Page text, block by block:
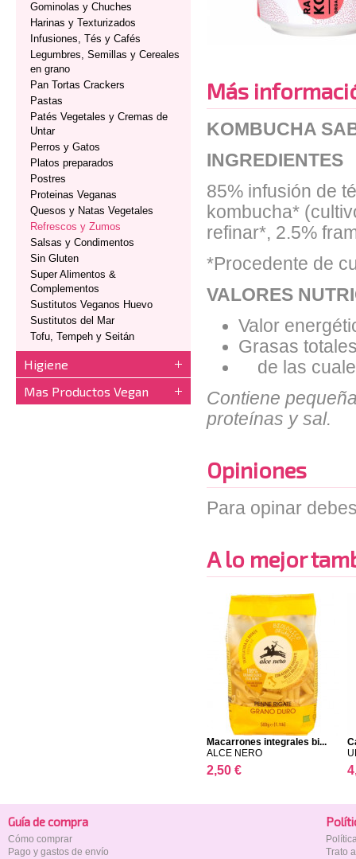
Gominolas y Chuches
Harinas y Texturizados
Infusiones, Tés y Cafés
Legumbres, Semillas y Cereales
en grano
Pan Tortas Crackers
Pastas
Patés Vegetales y Cremas de
Untar
Perros y Gatos
Platos preparados
Postres
Proteinas Veganas
Quesos y Natas Vegetales
Refrescos y Zumos
Salsas y Condimentos
Sin Gluten
Super Alimentos &
Complementos
Sustitutos Veganos Huevo
Sustitutos del Mar
Tofu, Tempeh y Seitán
Higiene
Mas Productos Vegan
Más
KOMBUCHA
INGREDIENTES
85% infusión de
kombucha*
refinar*, 2.5%
*Procedente de
VALORES
Valor
Grasas
de las
Contiene
proteínas y sal.
Opiniones
Para opinar
A lo mejor
Macarrones integrales bi...
ALCE NERO
2,50 €
Guía de compra
Cómo comprar
Pago y gastos de envío
Trato